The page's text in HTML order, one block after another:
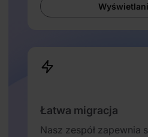
Łatwa migracja
Nasz zespół zapewnia